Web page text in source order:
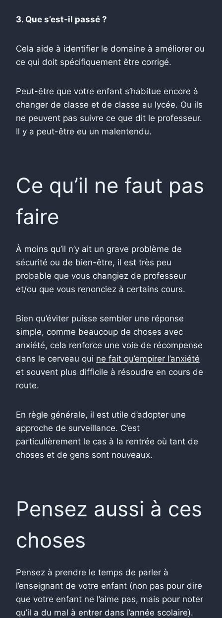
3. Que s’est-il passé ?
Cela aide à identifier le domaine à améliorer ou
ce qui doit spécifiquement être corrigé.
Peut-être que votre enfant s’habitue encore à
changer de classe et de classe au lycée. Ou ils
ne peuvent pas suivre ce que dit le professeur.
Il y a peut-être eu un malentendu.
Ce qu’il ne faut pas
faire
À moins qu’il n’y ait un grave problème de
sécurité ou de bien-être, il est très peu
probable que vous changiez de professeur
et/ou que vous renonciez à certains cours.
Bien qu’éviter puisse sembler une réponse
simple, comme beaucoup de choses avec
anxiété, cela renforce une voie de récompense
dans le cerveau qui ne fait qu’empirer l’anxiété
et souvent plus difficile à résoudre en cours de
route.
En règle générale, il est utile d’adopter une
approche de surveillance. C’est
particulièrement le cas à la rentrée où tant de
choses et de gens sont nouveaux.
Pensez aussi à ces
choses
Pensez à prendre le temps de parler à
l’enseignant de votre enfant (non pas pour dire
que votre enfant ne l’aime pas, mais pour noter
qu’il a du mal à entrer dans l’année scolaire).